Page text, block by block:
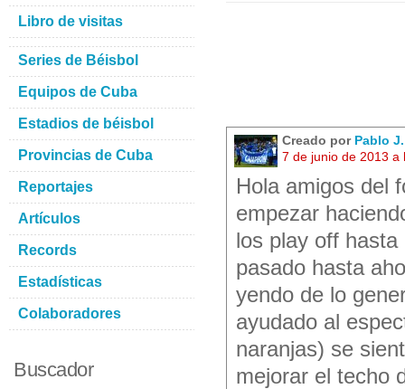
Creado por Pablo
7 de junio de 2013 a
Hola amigos del
empezar
los play off
pasado hasta
yendo de lo
ayudado al
naranjas) se
mejorar el techo
Libro de visitas
Series de Béisbol
Equipos de Cuba
Estadios de béisbol
Provincias de Cuba
Reportajes
Artículos
Records
Estadísticas
Colaboradores
Buscador